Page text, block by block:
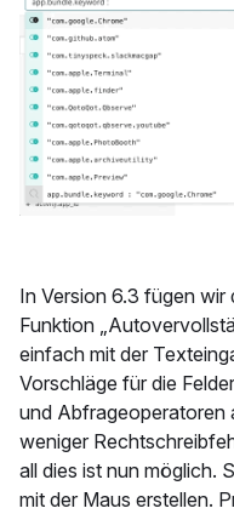
In Version 6.3 fügen
Funktion
einfach mit der
Vorschläge für die
und Abfrageoperatoren
weniger
all dies ist nun möglich.
mit der Maus erstellen.